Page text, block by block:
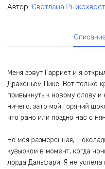
Автор: Светлана Рыжехвост
Описание
Меня зовут Гарриет и я
Драконьем Пике. Вот только
привыкнуть к новому слову и
ничего, зато мой горячий
что рано или поздно нас с
Но моя размеренная,
кувырком в момент, когда
лорда Дальфари. Я не успела